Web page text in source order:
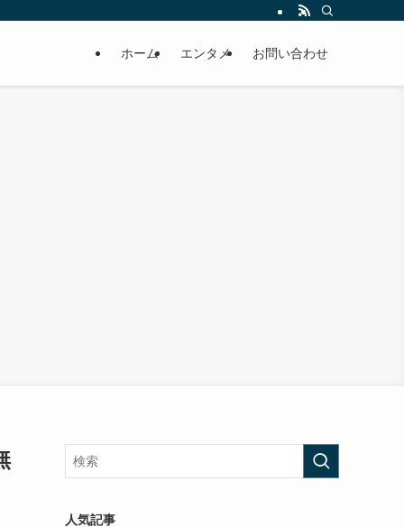
ホーム エンタメ お問い合わせ
人気記事